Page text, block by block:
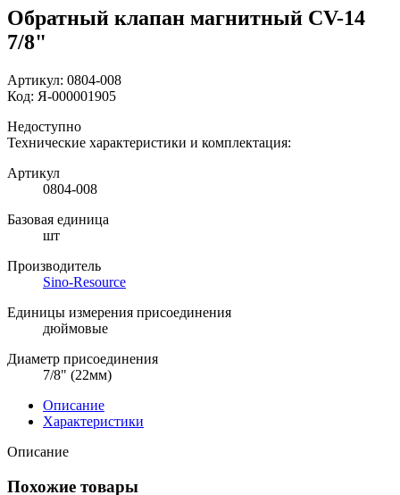
Обратный клапан магнитный CV-14
7/8"
Артикул: 0804-008
Код: Я-000001905
Недоступно
Технические характеристики и комплектация:
Артикул
0804-008
Базовая единица
шт
Производитель
Sino-Resource
Единицы измерения присоединения
дюймовые
Диаметр присоединения
7/8" (22мм)
Описание
Характеристики
Описание
Похожие товары